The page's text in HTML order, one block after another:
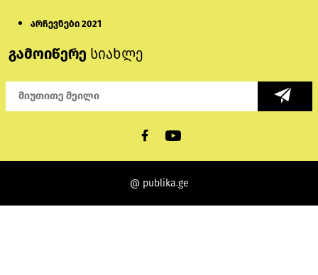
არჩევნები 2021
გამოიწერე სიახლე
@ publika.ge